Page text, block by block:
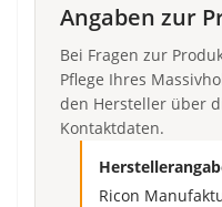
Angaben zur
Bei Fragen zur
Pflege Ihres
den Hersteller über
Kontaktdaten.
Ricon